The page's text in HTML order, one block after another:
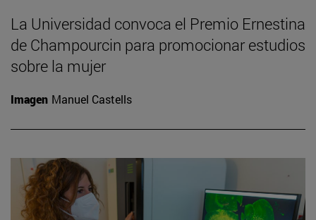
La Universidad convoca el Premio Ernestina
de Champourcin para promocionar estudios
sobre la mujer
Imagen Manuel Castells